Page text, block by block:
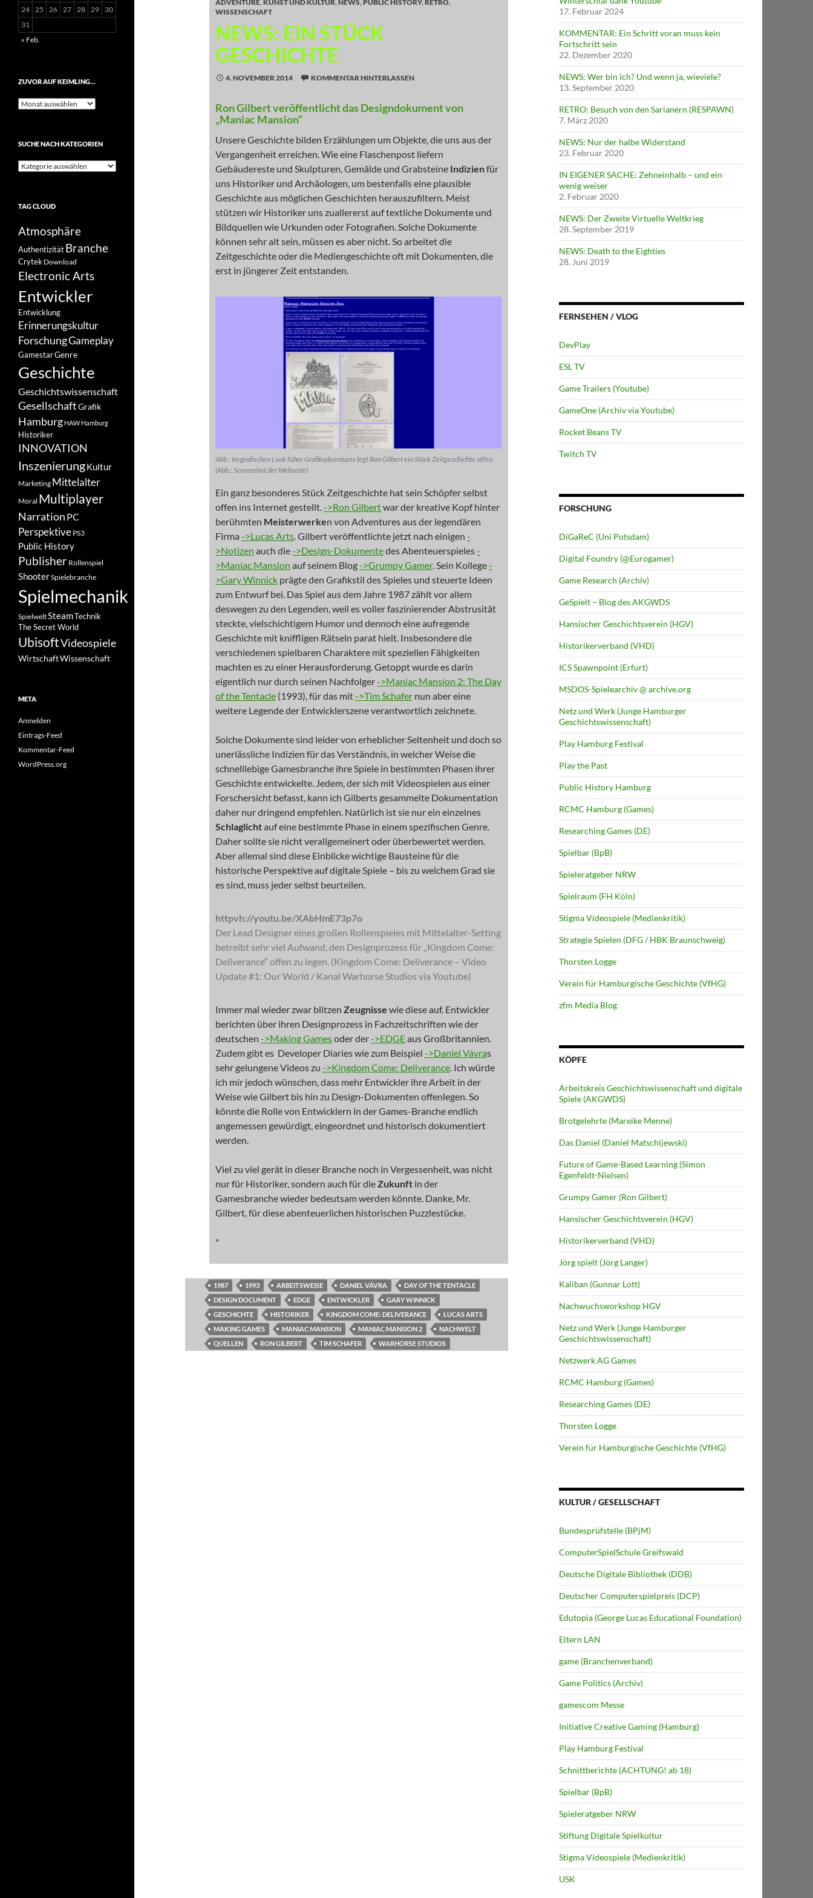
ADVENTURE,KUNST UND KULTUR,NEWS,PUBLIC HISTORY,RETRO,
WISSENSCHAFT
NEWS: EIN STÜCK
GESCHICHTE
4. NOVEMBER 2014 KOMMENTAR HINTERLASSEN
Ron Gilbert veröffentlicht das Designdokument von
„Maniac Mansion“
Unsere Geschichte bilden Erzählungen um Objekte, die uns aus der
Vergangenheit erreichen. Wie eine Flaschenpost liefern
Gebäudereste und Skulpturen, Gemälde und Grabsteine Indizienfür
uns Historiker und Archäologen, um bestenfalls eine plausible
Geschichte aus möglichen Geschichten herauszufiltern. Meist
stützen wir Historiker uns zuallererst auf textliche Dokumente und
Bildquellen wie Urkunden oder Fotografien. Solche Dokumente
können sehr alt sein, müssen es aber nicht. So arbeitet die
Zeitgeschichte oder die Mediengeschichte oft mit Dokumenten, die
erst in jüngerer Zeit entstanden.
Abb.: Im grafischen Look füher Grafikadventures legt Ron Gilbert ein Stück Zeitgeschichte offen.
(Abb.: Screenshot der Webseite)
Ein ganz besonderes Stück Zeitgeschichte hat sein Schöpfer selbst
offen ins Internet gestellt.->Ron Gilbertwar der kreative Kopf hinter
berühmten Meisterwerken von Adventures aus der legendären
Firma ->Lucas Arts. Gilbert veröffentlichte jetzt nach einigen -
>Notizen auch die->Design-Dokumentedes Abenteuerspieles-
>Maniac Mansion auf seinem Blog->Grumpy Gamer. Sein Kollege-
>Gary Winnick prägte den Grafikstil des Spieles und steuerte Ideen
zum Entwurf bei. Das Spiel aus dem Jahre 1987 zählt vor allem
deswegen zu den Legenden, weil es voller faszinierender Abstrusität
steckte, vielschichtigem Humor und dennoch eine aufregende
Geschichte mit kniffligen Rätseln parat hielt. Insbesondere die
verschiedenen spielbaren Charaktere mit speziellen Fähigkeiten
machten es zu einer Herausforderung. Getoppt wurde es darin
eigentlich nur durch seinen Nachfolger->Maniac Mansion 2: The Day
of the Tentacle (1993), für das mit->Tim Schafer nun aber eine
weitere Legende der Entwicklerszene verantwortlich zeichnete.
Solche Dokumente sind leider von erheblicher Seltenheit und doch so
unerlässliche Indizien für das Verständnis, in welcher Weise die
schnelllebige Gamesbranche ihre Spiele in bestimmten Phasen ihrer
Geschichte entwickelte. Jedem, der sich mit Videospielen aus einer
Forschersicht befasst, kann ich Gilberts gesammelte Dokumentation
daher nur dringend empfehlen. Natürlich ist sie nur ein einzelnes
Schlaglichtauf eine bestimmte Phase in einem spezifischen Genre.
Daher sollte sie nicht verallgemeinert oder überbewertet werden.
Aber allemal sind diese Einblicke wichtige Bausteine für die
historische Perspektive auf digitale Spiele – bis zu welchem Grad sie
es sind, muss jeder selbst beurteilen.
httpvh://youtu.be/XAbHmE73p7o
Der Lead Designer eines großen Rollenspieles mit Mittelalter-Setting
betreibt sehr viel Aufwand, den Designprozess für „Kingdom Come:
Deliverance“ offen zu legen. (Kingdom Come: Deliverance – Video
Update #1: Our World / Kanal Warhorse Studios via Youtube)
Immer mal wieder zwar blitzen Zeugnisse wie diese auf. Entwickler
berichten über ihren Designprozess in Fachzeitschriften wie der
deutschen ->Making Gamesoder der->EDGEaus Großbritannien.
Zudem gibt es Developer Diaries wie zum Beispiel ->Daniel Vávras
sehr gelungene Videos zu ->Kingdom Come: Deliverance. Ich würde
ich mir jedoch wünschen, dass mehr Entwickler ihre Arbeit in der
Weise wie Gilbert bis hin zu Design-Dokumenten offenlegen. So
könnte die Rolle von Entwicklern in der Games-Branche endlich
angemessen gewürdigt, eingeordnet und historisch dokumentiert
werden.
Viel zu viel gerät in dieser Branche noch in Vergessenheit, was nicht
nur für Historiker, sondern auch für dieZukunft in der
Gamesbranche wieder bedeutsam werden könnte. Danke, Mr.
Gilbert, für diese abenteuerlichen historischen Puzzlestücke.
*
1987 1993 ARBEITSWEISE DANIEL VÁVRA
DAY OF THE TENTACLE
DESIGN DOCUMENT
EDGE ENTWICKLER
GARY WINNICK
GESCHICHTE
HISTORIKER KINGDOM COME: DELIVERANCE
LUCAS ARTS
MAKING GAMES
MANIAC MANSION MANIAC MANSION 2
NACHWELT
QUELLEN
RON GILBERT TIM SCHAFER WARHORSE STUDIOS
17. Februar 2024
KOMMENTAR: Ein Schritt voran muss kein
Fortschritt sein
22. Dezember 2020
NEWS: Wer bin ich? Und wenn ja, wieviele?
13. September 2020
RETRO: Besuch von den Sarianern (RESPAWN)
7. März 2020
NEWS: Nur der halbe Widerstand
23. Februar 2020
IN EIGENER SACHE: Zehneinhalb – und ein
wenig weiser
2. Februar 2020
NEWS: Der Zweite Virtuelle Weltkrieg
28. September 2019
NEWS: Death to the Eighties
28. Juni 2019
FERNSEHEN / VLOG
DevPlay
ESL TV
Game Trailers (Youtube)
GameOne (Archiv via Youtube)
Rocket Beans TV
Twitch TV
FORSCHUNG
DiGaReC (Uni Potsdam)
Digital Foundry (@Eurogamer)
Game Research (Archiv)
GeSpielt – Blog des AKGWDS
Hansischer Geschichtsverein (HGV)
Historikerverband (VHD)
ICS Spawnpoint (Erfurt)
MSDOS-Spielearchiv @ archive.org
Netz und Werk (Junge Hamburger
Geschichtswissenschaft)
Play Hamburg Festival
Play the Past
Public History Hamburg
RCMC Hamburg (Games)
Researching Games (DE)
Spielbar (BpB)
Spieleratgeber NRW
Spielraum (FH Köln)
Stigma Videospiele (Medienkritik)
Strategie Spielen (DFG / HBK Braunschweig)
Thorsten Logge
Verein für Hamburgische Geschichte (VfHG)
zfm Media Blog
KÖPFE
Arbeitskreis Geschichtswissenschaft und digitale
Spiele (AKGWDS)
Brotgelehrte (Mareike Menne)
Das Daniel (Daniel Matschijewski)
Future of Game-Based Learning (Simon
Egenfeldt-Nielsen)
Grumpy Gamer (Ron Gilbert)
Hansischer Geschichtsverein (HGV)
Historikerverband (VHD)
Jörg spielt (Jörg Langer)
Kaliban (Gunnar Lott)
Nachwuchsworkshop HGV
Netz und Werk (Junge Hamburger
Geschichtswissenschaft)
Netzwerk AG Games
RCMC Hamburg (Games)
Researching Games (DE)
Thorsten Logge
Verein für Hamburgische Geschichte (VfHG)
KULTUR / GESELLSCHAFT
Bundesprüfstelle (BPjM)
ComputerSpielSchule Greifswald
Deutsche Digitale Bibliothek (DDB)
Deutscher Computerspielpreis (DCP)
Edutopia (George Lucas Educational Foundation)
Eltern LAN
game (Branchenverband)
Game Politics (Archiv)
gamescom Messe
Initiative Creative Gaming (Hamburg)
Play Hamburg Festival
Schnittberichte (ACHTUNG! ab 18)
Spielbar (BpB)
Spieleratgeber NRW
Stiftung Digitale Spielkultur
Stigma Videospiele (Medienkritik)
USK
24 25 26 27 28 29
30
31
« Feb.
ZUVOR AUF KEIMLING…
Zuvor
SUCHE NACH KATEGORIEN
Suche
TAG CLOUD
Atmosphäre
Authentizität Branche
Crytek Download
Electronic Arts
Entwickler
Entwicklung
Erinnerungskultur
ForschungGameplay
GamestarGenre
Geschichte
Geschichtswissenschaft
GesellschaftGrafik
Hamburg HAW Hamburg
Historiker
INNOVATION
InszenierungKultur
Marketing Mittelalter
Moral Multiplayer
Narration PC
Perspektive PS3
Public History
Publisher Rollenspiel
ShooterSpielebranche
Spielmechanik
SpielweltSteamTechnik
The Secret World
UbisoftVideospiele
WirtschaftWissenschaft
META
Anmelden
Eintrags-Feed
Kommentar-Feed
WordPress.org